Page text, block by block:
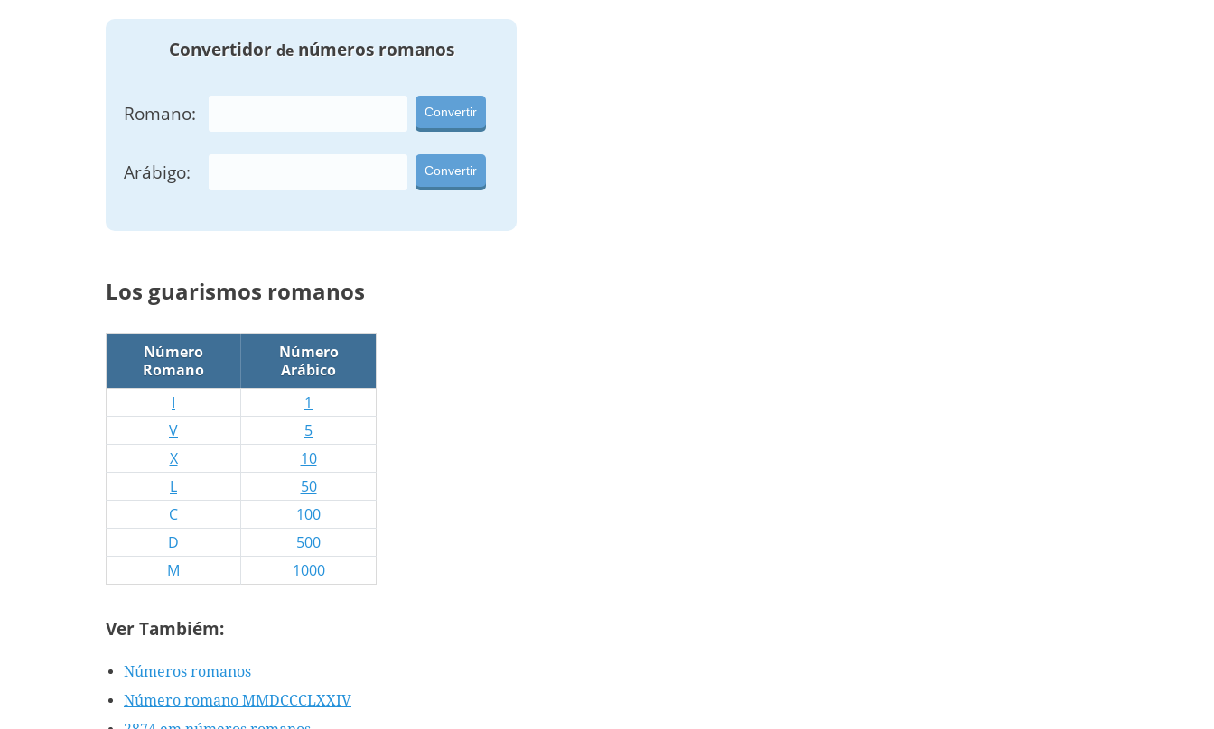
Convertidor denúmeros romanos
Romano: Convertir
Arábigo: Convertir
Los guarismos romanos
Número
Romano
Número
Arábico
I
1
V
5
X
10
L
50
C
100
D
500
M
1000
Ver Tambiém:
Números romanos
Número romano MMDCCCLXXIV